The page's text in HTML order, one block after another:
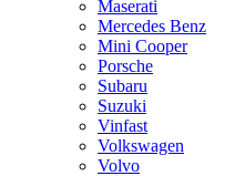
Maserati
Mercedes Benz
Mini Cooper
Porsche
Subaru
Suzuki
Vinfast
Volkswagen
Volvo